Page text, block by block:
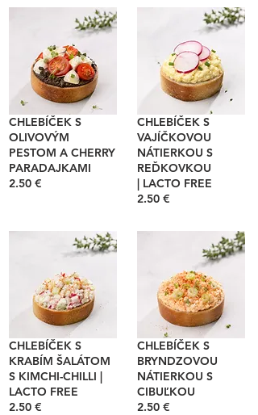
CHLEBÍČEK S
OLIVOVÝM
PESTOM A CHERRY
PARADAJKAMI
2.50 €
CHLEBÍČEK S
VAJÍČKOVOU
NÁTIERKOU S
REĎKOVKOU
| LACTO FREE
2.50 €
CHLEBÍČEK S
KRABÍM ŠALÁTOM
S KIMCHI-CHILLI |
LACTO FREE
2.50 €
CHLEBÍČEK S
BRYNDZOVOU
NÁTIERKOU S
CIBUĽKOU
2.50 €